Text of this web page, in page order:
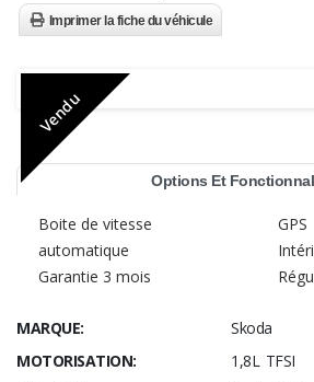
Imprimer la fiche du véhicule
Vendu
Options Et
Boite de vitesse
automatique
Garantie 3 mois
GPS
MARQUE:
Skoda
MOTORISATION:
1,8L TFSI